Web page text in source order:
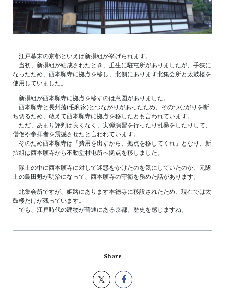
江戸幕末の京都といえば新撰組が挙げられます。
当初、新撰組が結成されたとき、壬生に駐屯所がありましたが、手狭に
なったため、西本願寺に拠点を移し、北側にあります北集会所と太鼓楼を
使用していました。
新撰組が西本願寺に拠点を移すのは意図がありました。
西本願寺と長州藩(毛利家)とつながりがあったため、そのつながりを断
ち切るため、敢えて西本願寺に拠点を移したとも言われています。
ただ、あまり評判は良くなく、実弾演習を行ったり乱暴をしたりして、
僧侶や参拝者を震撼させたと言われています。
そのため西本願寺は「費用を出すから、拠点を移してくれ」となり、新
撰組は西本願寺から不動堂村屯所へ拠点を移しました。
隊士の中に西本願寺に対して迷惑をかけたのを気にしていたのか、元隊
士の島田魁が明治になって、西本願寺の守衛を務めた話があります。
北集会所ですが、姫路にあります本徳寺に移設されたため、現在では太
鼓楼だけが残っています。
でも、江戸時代の建物が普通にある京都。歴史を感じますね。
Share